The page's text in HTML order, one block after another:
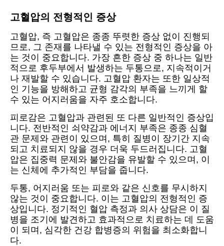
고혈압의 전형적인 증상
고혈압, 즉 고혈압은 종종 뚜렷한 증상 없이 진행되
므로, 그 존재를 나타낼 수 있는 전형적인 증상을 아
는 것이 중요합니다. 가장 흔한 증상 중 하나는 일반
적으로 후두부에서 발생하는 두통으로, 지속적이거
나 재발할 수 있습니다. 고혈압 환자는 또한 일상적
인 기능을 방해하고 균형 감각의 부족을 느끼게 할
수 있는 어지러움을 자주 호소합니다.
피로감은 고혈압과 관련된 또 다른 일반적인 증상입
니다. 전반적인 쇠약감과 에너지 부족은 종종 심혈
관 문제와 관련이 있으며, 특히 질병이 장기간 지속
되고 치료되지 않을 경우 더욱 두드러집니다. 고혈
압은 집중력 문제와 불안감을 유발할 수 있으며, 이
는 신체에 추가적인 부담을 줍니다.
두통, 어지러움 또는 피로와 같은 신호를 무시하지
않는 것이 중요합니다. 이는 고혈압의 전형적인 증
상입니다. 정기적인 혈압 측정과 의사 상담은 이 질
병을 조기에 발견하고 효과적으로 치료하는 데 도움
이 되며, 심각한 건강 합병증의 위험을 최소화합니
다.